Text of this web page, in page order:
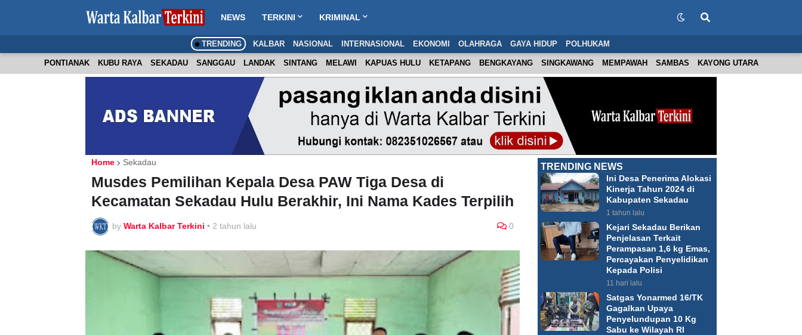
NEWS TERKINI KRIMINAL
TRENDING KALBAR NASIONAL INTERNASIONAL EKONOMI OLAHRAGA GAYA HIDUP POLHUKAM
PONTIANAK KUBU RAYA SEKADAU SANGGAU LANDAK SINTANG MELAWI KAPUAS HULU KETAPANG BENGKAYANG SINGKAWANG MEMPAWAH SAMBAS KAYONG UTARA
Home Sekadau
Musdes Pemilihan Kepala Desa PAW Tiga Desa di
Kecamatan Sekadau Hulu Berakhir, Ini Nama Kades Terpilih
by Warta Kalbar Terkini • 2 tahun lalu 0
TRENDING NEWS
Ini Desa Penerima Alokasi
Kinerja Tahun 2024 di
Kabupaten Sekadau
1 tahun lalu
Kejari Sekadau Berikan
Penjelasan Terkait
Perampasan 1,6 kg Emas,
Percayakan Penyelidikan
Kepada Polisi
11 hari lalu
Satgas Yonarmed 16/TK
Gagalkan Upaya
Penyelundupan 10 Kg
Sabu ke Wilayah RI